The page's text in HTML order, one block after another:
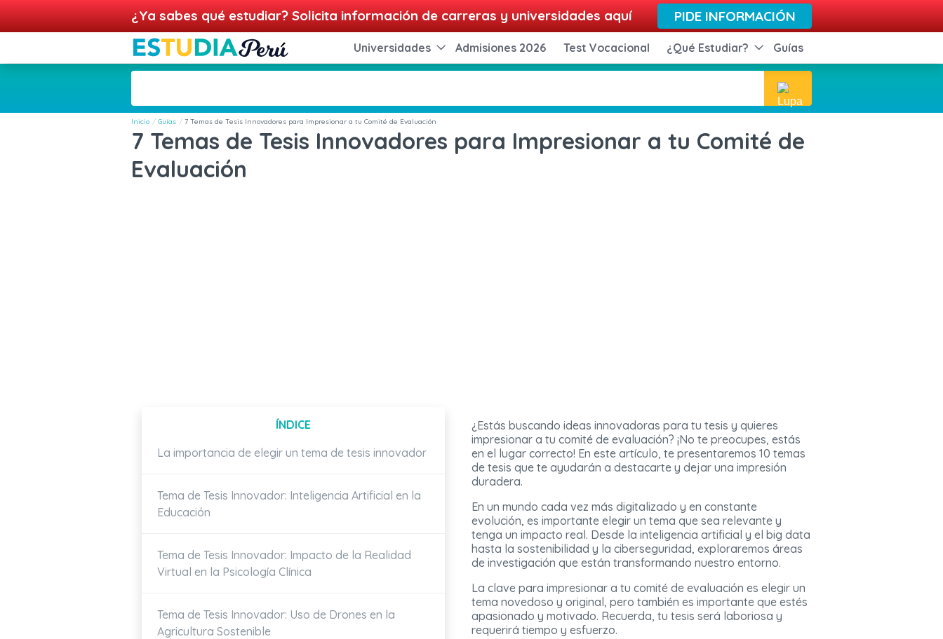
¿Ya sabes qué estudiar? Solicita información de carreras y universidades aquí PIDE INFORMACIÓN
Universidades Admisiones 2026 Test Vocacional ¿Qué Estudiar? Guías
Inicio Guías 7 Temas de Tesis Innovadores para Impresionar a tu Comité de Evaluación
7 Temas de Tesis Innovadores para Impresionar a tu Comité de
Evaluación
ÍNDICE
La importancia de elegir un tema de tesis innovador
Tema de Tesis Innovador: Inteligencia Artificial en la
Educación
Tema de Tesis Innovador: Impacto de la Realidad
Virtual en la Psicología Clínica
Tema de Tesis Innovador: Uso de Drones en la
Agricultura Sostenible
¿Estás buscando ideas innovadoras para tu tesis y quieres
impresionar a tu comité de evaluación? ¡No te preocupes, estás
en el lugar correcto! En este artículo, te presentaremos 10 temas
de tesis que te ayudarán a destacarte y dejar una impresión
duradera.
En un mundo cada vez más digitalizado y en constante
evolución, es importante elegir un tema que sea relevante y
tenga un impacto real. Desde la inteligencia artificial y el big data
hasta la sostenibilidad y la ciberseguridad, exploraremos áreas
de investigación que están transformando nuestro entorno.
La clave para impresionar a tu comité de evaluación es elegir un
tema novedoso y original, pero también es importante que estés
apasionado y motivado. Recuerda, tu tesis será laboriosa y
requerirá tiempo y esfuerzo.